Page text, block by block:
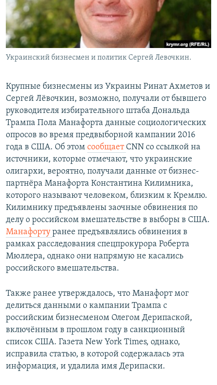
Украинский бизнесмен и политик Сергей Левочкин.
Крупные бизнесмены из Украины Ринат Ахметов и
Сергей Лёвочкин, возможно, получали от бывшего
руководителя избирательного штаба Дональда
Трампа Пола Манафорта данные социологических
опросов во время предвыборной кампании 2016
года в США. Об этом сообщает CNN со ссылкой на
источники, которые отмечают, что украинские
олигархи, вероятно, получали данные от бизнес-
партнёра Манафорта Константина Килимника,
которого называют человеком, близким к Кремлю.
Килимнику предъявлены заочные обвинения по
делу о российском вмешательстве в выборы в США.
Манафорту ранее предъявлялись обвинения в
рамках расследования спецпрокурора Роберта
Мюллера, однако они напрямую не касались
российского вмешательства.
Также ранее утверждалось, что Манафорт мог
делиться данными о кампании Трампа с
российским бизнесменом Олегом Дерипаской,
включённым в прошлом году в санкционный
список США. Газета New York Times, однако,
исправила статью, в которой содержалась эта
информация, и удалила имя Дерипаски.